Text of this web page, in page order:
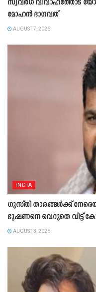
സ്വവർഗ വിവാഹത്തോട്
മോഹൻ ഭാഗവത്
AUGUST 7, 2026
INDIA
ഗുസ്തി താരങ്ങൾക്ക്
ഭൂഷണനെ വെറുതെ വിട്ട്
AUGUST 3, 2026